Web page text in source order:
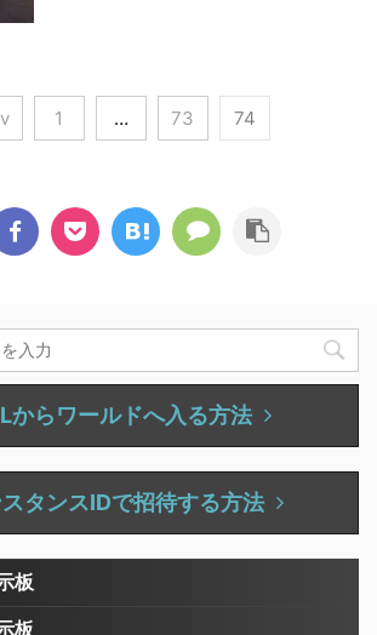
1 … 73 74
からワールドへ入る方法
タンスIDで招待する方法
板
板